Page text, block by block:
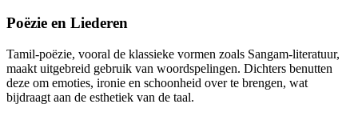
Poëzie en Liederen
Tamil-poëzie, vooral de klassieke vormen zoals Sangam-literatuur,
maakt uitgebreid gebruik van woordspelingen. Dichters benutten
deze om emoties, ironie en schoonheid over te brengen, wat
bijdraagt aan de esthetiek van de taal.